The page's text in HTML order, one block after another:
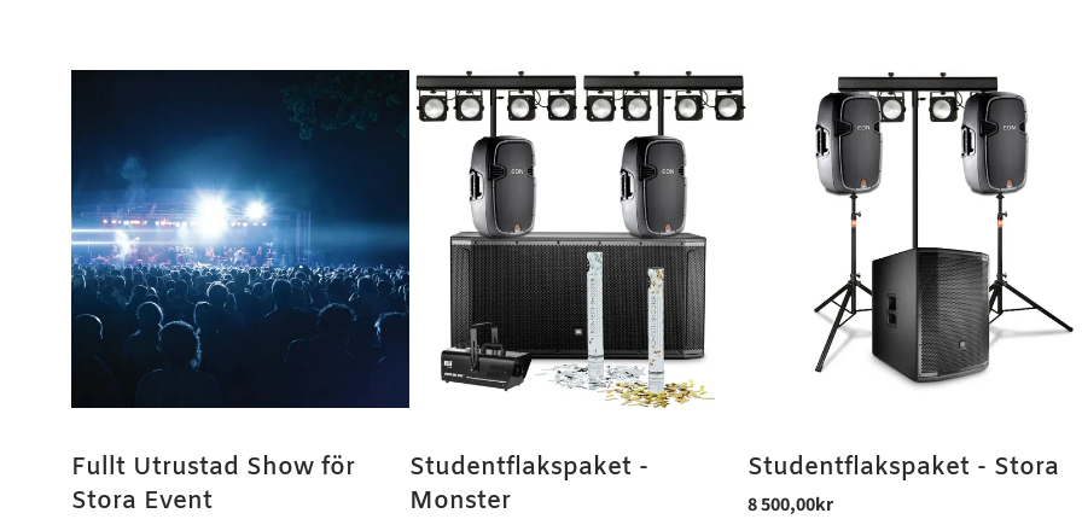
Fullt Utrustad Show för
Stora Event
Studentflakspaket -
Monster
Studentflakspaket - Stora